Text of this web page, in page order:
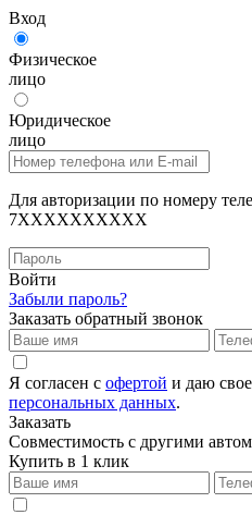
Вход
Физическое
лицо
Юридическое
лицо
Для авторизации по номеру
7XXXXXXXXXX
Войти
Забыли пароль?
Заказать обратный звонок
Я согласен с офертой и даю свое
персональных данных.
Заказать
Совместимость с другими
Купить в 1 клик